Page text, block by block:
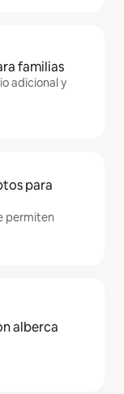
familias
adicional y
para
permiten
alberca